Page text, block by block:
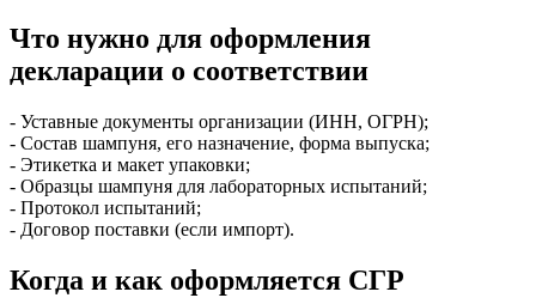
Что нужно для оформления
декларации о соответствии
- Уставные документы организации (ИНН, ОГРН);
- Состав шампуня, его назначение, форма выпуска;
- Этикетка и макет упаковки;
- Образцы шампуня для лабораторных испытаний;
- Протокол испытаний;
- Договор поставки (если импорт).
Когда и как оформляется СГР